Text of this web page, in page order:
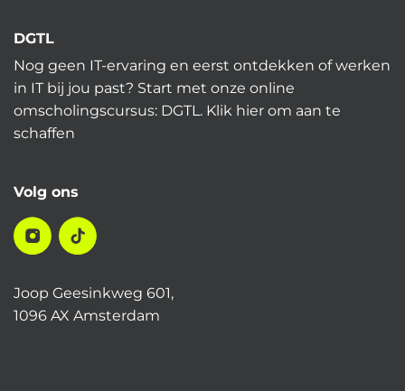
DGTL
Nog geen IT-ervaring en eerst ontdekken of werken
in IT bij jou past? Start met onze online
omscholingscursus: DGTL. Klik hier om aan te
schaffen
Volg ons
Joop Geesinkweg 601,
1096 AX Amsterdam